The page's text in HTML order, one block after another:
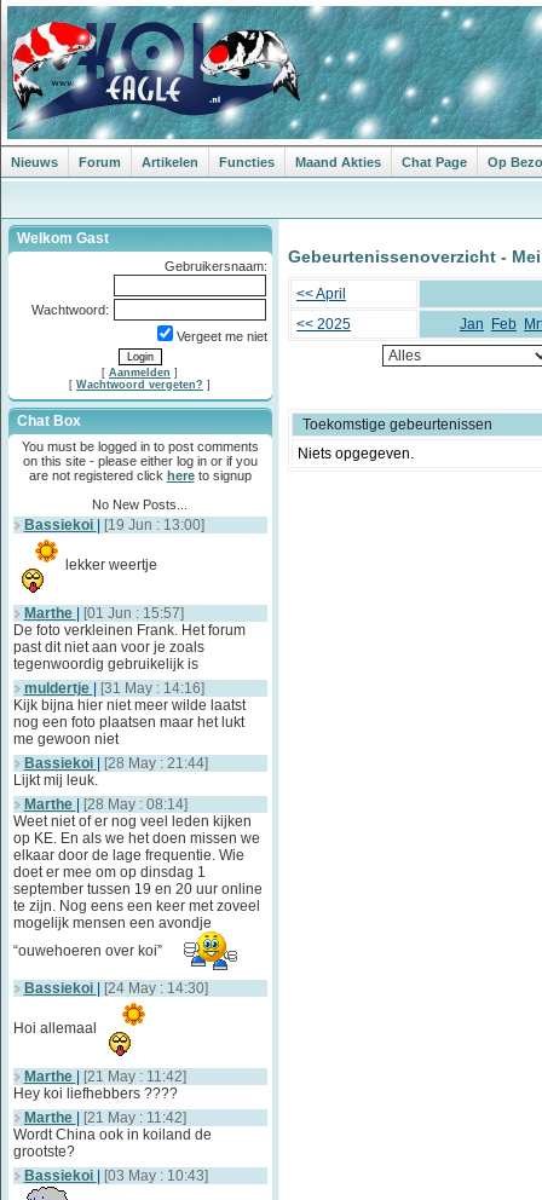
Nieuws Forum Artikelen Functies Maand Akties Chat Page Op
Welkom Gast
Gebruikersnaam:
Wachtwoord:
Vergeet me niet
[ Aanmelden ]
[ Wachtwoord vergeten? ]
Chat Box
You must be logged in to post comments
on this site - please either log in or if you
are not registered click hereto signup
No New Posts...
Bassiekoi [19 Jun : 13:00]
lekker weertje
Marthe
[01 Jun : 15:57]
De foto verkleinen Frank. Het forum
past dit niet aan voor je zoals
tegenwoordig gebruikelijk is
muldertje
[31 May : 14:16]
Kijk bijna hier niet meer wilde laatst
nog een foto plaatsen maar het lukt
me gewoon niet
Bassiekoi
[28 May : 21:44]
Lijkt mij leuk.
Marthe
[28 May : 08:14]
Weet niet of er nog veel leden kijken
op KE. En als we het doen missen we
elkaar door de lage frequentie. Wie
doet er mee om op dinsdag 1
september tussen 19 en 20 uur online
te zijn. Nog eens een keer met zoveel
mogelijk mensen een avondje
“ouwehoeren over koi”
Bassiekoi [24 May : 14:30]
Hoi allemaal
Marthe
[21 May : 11:42]
Hey koi liefhebbers ????
Marthe
[21 May : 11:42]
Wordt China ook in koiland de
grootste?
Bassiekoi
[03 May : 10:43]
Gebeurtenissenoverzicht -
<< April
<< 2025
Jan Feb
Toekomstige gebeurtenissen
Niets opgegeven.